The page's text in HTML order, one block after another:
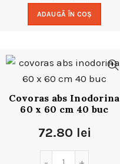
ADAUGĂ ÎN COȘ
Covoras abs Inodorina
60 x 60 cm 40 buc
72.80 lei